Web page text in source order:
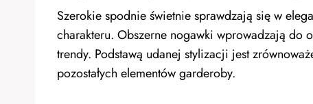
Szerokie spodnie świetnie sprawdzają się w
charakteru. Obszerne nogawki wprowadzają do
trendy. Podstawą udanej stylizacji jest
pozostałych elementów garderoby.